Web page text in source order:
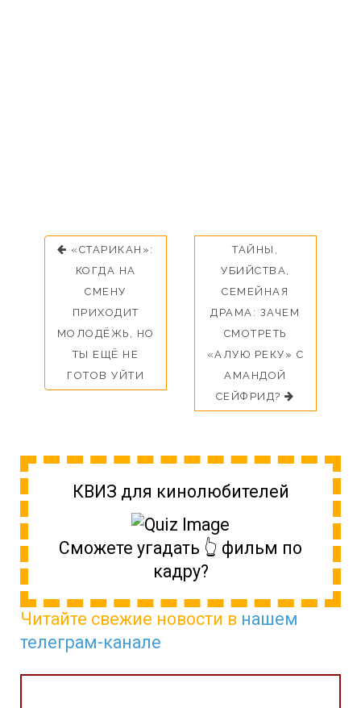
«СТАРИКАН»:
КОГДА НА
СМЕНУ
ПРИХОДИТ
МОЛОДЁЖЬ, НО
ТЫ ЕЩЁ НЕ
ГОТОВ УЙТИ
ТАЙНЫ,
УБИЙСТВА,
СЕМЕЙНАЯ
ДРАМА: ЗАЧЕМ
СМОТРЕТЬ
«АЛУЮ РЕКУ» С
АМАНДОЙ
СЕЙФРИД?
КВИЗ для кинолюбителей
Сможете угадать 👆 фильм по
кадру?
Читайте свежие новости в нашем
телеграм-канале